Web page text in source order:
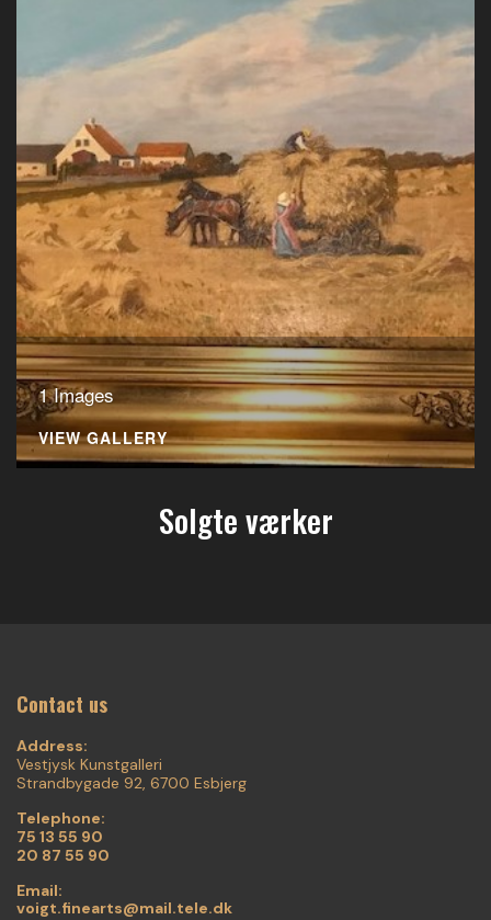
1 Images
VIEW GALLERY
Solgte værker
Contact us
Address:
Vestjysk Kunstgalleri
Strandbygade 92, 6700 Esbjerg
Telephone:
75 13 55 90
20 87 55 90
Email:
voigt.finearts@mail.tele.dk